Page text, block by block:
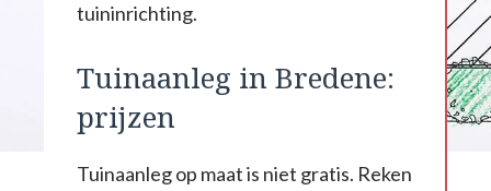
tuininrichting.
Tuinaanleg in Bredene:
prijzen
Tuinaanleg op maat is niet gratis. Reken